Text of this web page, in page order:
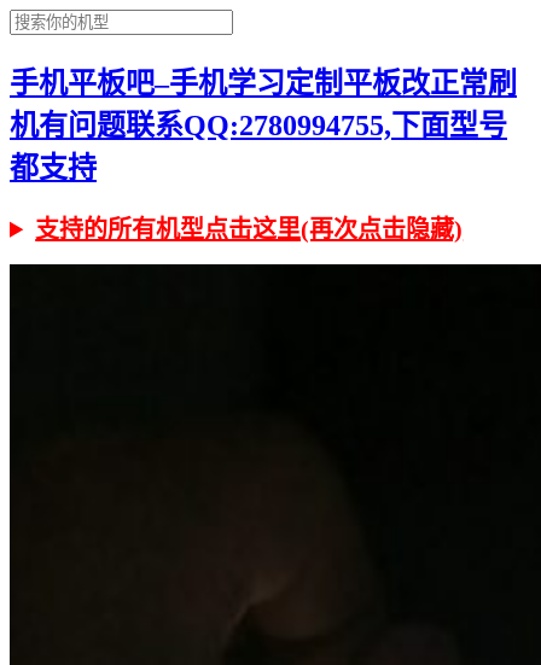
手机平板吧–手机学习定制平板改正常刷
机有问题联系QQ:2780994755,下面型号
都支持
支持的所有机型点击这里(再次点击隐藏)